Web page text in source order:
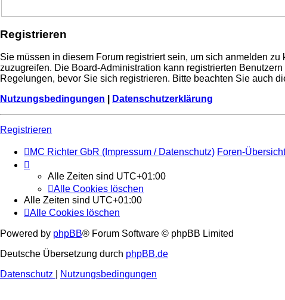
Registrieren
Sie müssen in diesem Forum registriert sein, um sich anmelden
zuzugreifen. Die Board-Administration kann registrierten
Regelungen, bevor Sie sich registrieren. Bitte beachten Sie auch
Nutzungsbedingungen
Datenschutzerklärung
Registrieren
MC Richter GbR (Impressum / Datenschutz) Foren-Übersicht
Alle Zeiten sind UTC+01:00
Alle Cookies löschen
Alle Zeiten sind UTC+01:00
Alle Cookies löschen
Powered by phpBB® Forum Software © phpBB Limited
Deutsche Übersetzung durch phpBB.de
Datenschutz
Nutzungsbedingungen